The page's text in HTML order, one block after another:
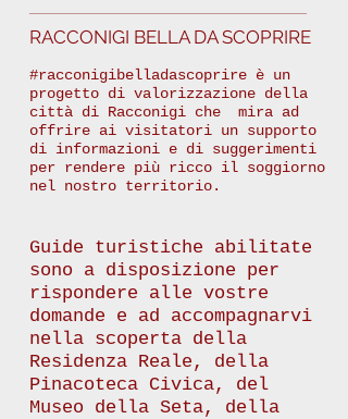
RACCONIGI BELLA DA SCOPRIRE
#racconigibelladascoprire è un
progetto di valorizzazione della
città di Racconigi che mira ad
offrire ai visitatori un supporto
di informazioni e di suggerimenti
per rendere più ricco il soggiorno
nel nostro territorio.
Guide turistiche abilitate
sono a disposizione per
rispondere alle vostre
domande e ad accompagnarvi
nella scoperta della
Residenza Reale, della
Pinacoteca Civica, del
Museo della Seta, della